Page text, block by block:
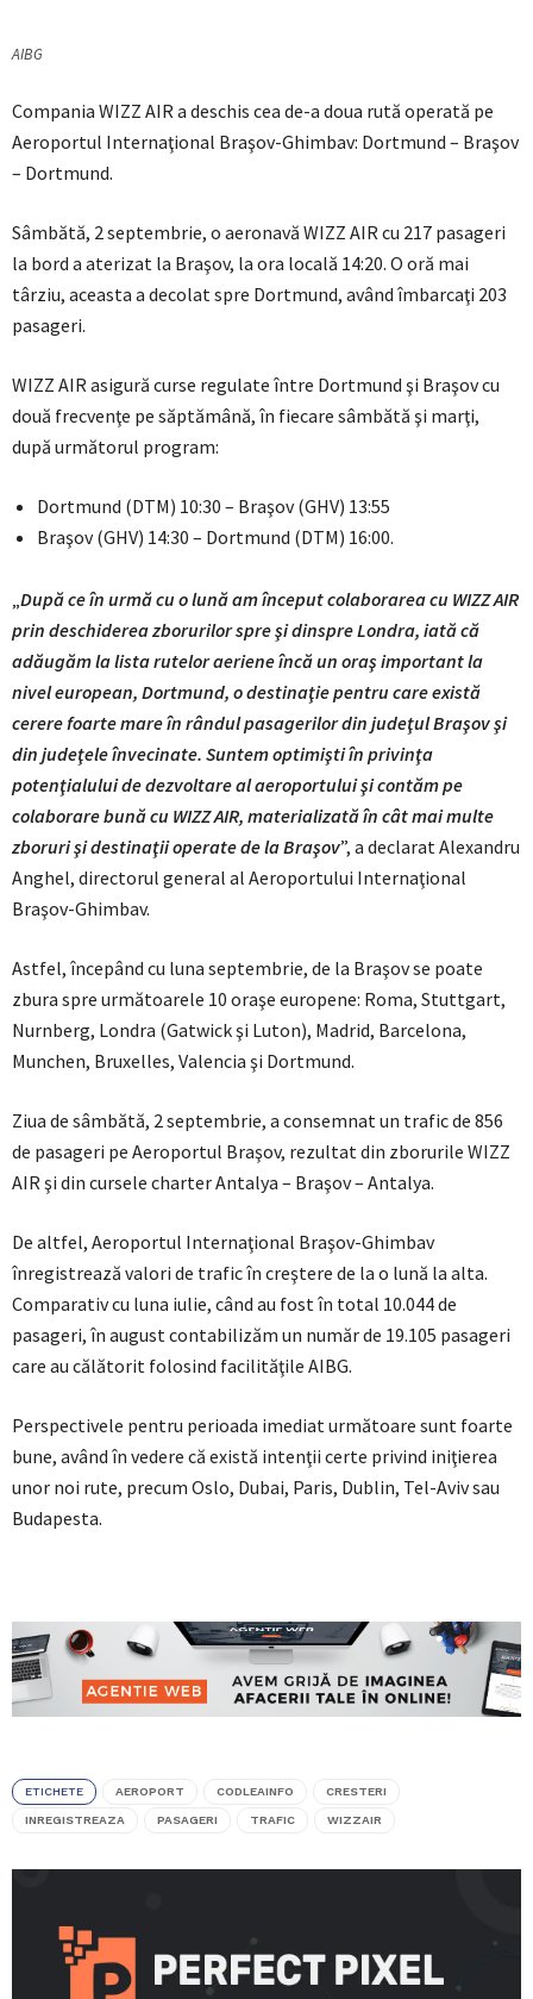
AIBG
Compania WIZZ AIR a deschis cea de-a doua rută operată pe
Aeroportul Internaţional Braşov-Ghimbav: Dortmund – Braşov
– Dortmund.
Sâmbătă, 2 septembrie, o aeronavă WIZZ AIR cu 217 pasageri
la bord a aterizat la Braşov, la ora locală 14:20. O oră mai
târziu, aceasta a decolat spre Dortmund, având îmbarcaţi 203
pasageri.
WIZZ AIR asigură curse regulate între Dortmund şi Braşov cu
două frecvenţe pe săptămână, în fiecare sâmbătă şi marţi,
după următorul program:
Dortmund (DTM) 10:30 – Braşov (GHV) 13:55
Braşov (GHV) 14:30 – Dortmund (DTM) 16:00.
„După ce în urmă cu o lună am început colaborarea cu WIZZ AIR
prin deschiderea zborurilor spre şi dinspre Londra, iată că
adăugăm la lista rutelor aeriene încă un oraş important la
nivel european, Dortmund, o destinaţie pentru care există
cerere foarte mare în rândul pasagerilor din judeţul Braşov şi
din judeţele învecinate. Suntem optimişti în privinţa
potenţialului de dezvoltare al aeroportului şi contăm pe
colaborare bună cu WIZZ AIR, materializată în cât mai multe
zboruri şi destinaţii operate de la Braşov”, a declarat Alexandru
Anghel, directorul general al Aeroportului Internaţional
Braşov-Ghimbav.
Astfel, începând cu luna septembrie, de la Braşov se poate
zbura spre următoarele 10 oraşe europene: Roma, Stuttgart,
Nurnberg, Londra (Gatwick şi Luton), Madrid, Barcelona,
Munchen, Bruxelles, Valencia şi Dortmund.
Ziua de sâmbătă, 2 septembrie, a consemnat un trafic de 856
de pasageri pe Aeroportul Braşov, rezultat din zborurile WIZZ
AIR şi din cursele charter Antalya – Braşov – Antalya.
De altfel, Aeroportul Internaţional Braşov-Ghimbav
înregistrează valori de trafic în creştere de la o lună la alta.
Comparativ cu luna iulie, când au fost în total 10.044 de
pasageri, în august contabilizăm un număr de 19.105 pasageri
care au călătorit folosind facilităţile AIBG.
Perspectivele pentru perioada imediat următoare sunt foarte
bune, având în vedere că există intenţii certe privind iniţierea
unor noi rute, precum Oslo, Dubai, Paris, Dublin, Tel-Aviv sau
Budapesta.
ETICHETE AEROPORT CODLEAINFO CRESTERI
INREGISTREAZA PASAGERI TRAFIC WIZZAIR